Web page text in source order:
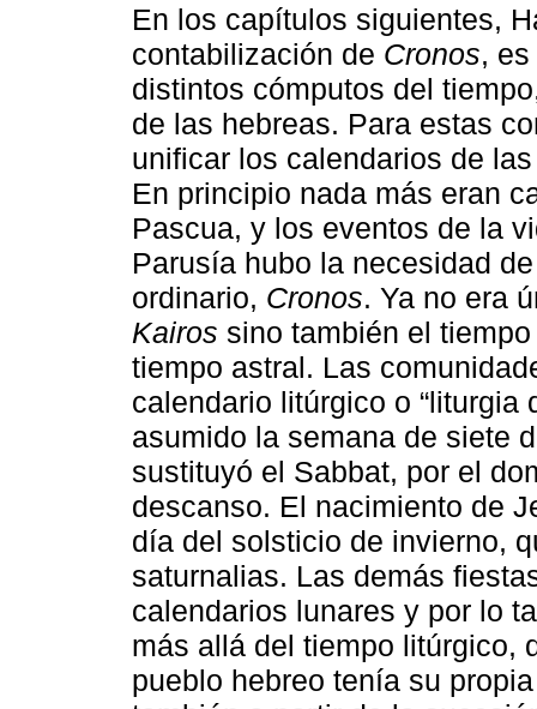
En los capítulos siguientes,
contabilización de Cronos,
distintos cómputos del
de las hebreas. Para estas
unificar los calendarios de
En principio nada más eran
Pascua, y los eventos de la
Parusía hubo la necesidad
ordinario, Cronos. Ya no era
Kairos sino también el
tiempo astral. Las
calendario litúrgico o “liturgia
asumido la semana de siete
sustituyó el Sabbat, por el
descanso. El nacimiento de
día del solsticio de invierno,
saturnalias. Las demás
calendarios lunares y por lo
más allá del tiempo litúrgico,
pueblo hebreo tenía su